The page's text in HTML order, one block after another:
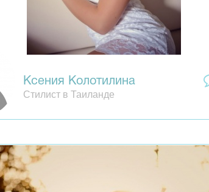
Ксения Колотилина
Стилист в Таиланде